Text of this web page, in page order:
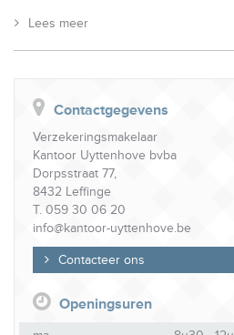
Lees meer
Contactgegevens
Verzekeringsmakelaar
Kantoor Uyttenhove bvba
Dorpsstraat 77,
8432 Leffinge
T. 059 30 06 20
info@kantoor-uyttenhove.be
Contacteer ons
Openingsuren